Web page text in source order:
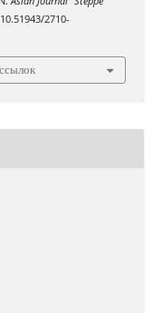
2710-